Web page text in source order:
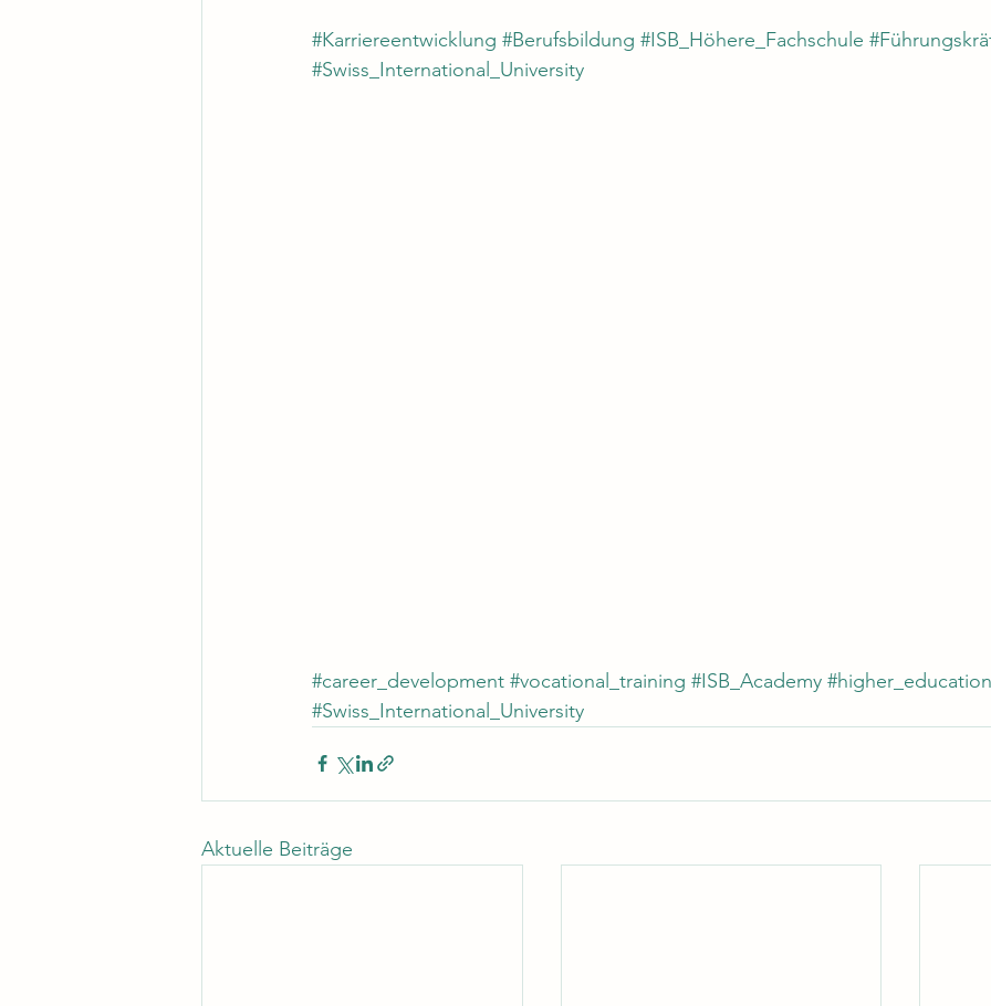
#Karriereentwicklung #Berufsbildung #ISB_Höhere_Fachschule
#Swiss_International_University
#career_development #vocational_training #ISB_Academy #higher_education
#Swiss_International_University
Aktuelle Beiträge